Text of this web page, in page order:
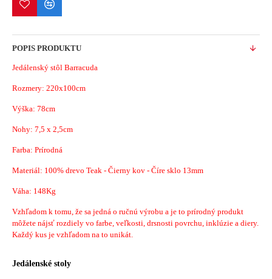
POPIS PRODUKTU
Jedálenský stôl Barracuda
Rozmery: 220x100cm
Výška: 78cm
Nohy: 7,5 x 2,5cm
Farba: Prírodná
Materiál: 100% drevo Teak - Čierny kov - Číre sklo 13mm
Váha: 148Kg
Vzhľadom k tomu, že sa jedná o ručnú výrobu a je to prírodný produkt
môžete nájsť rozdiely vo farbe, veľkosti, drsnosti povrchu, inklúzie a diery.
Každý kus je vzhľadom na to unikát.
Jedálenské stoly